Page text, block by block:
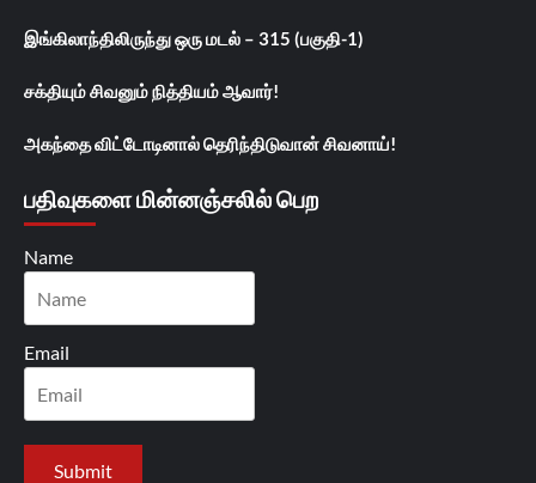
இங்கிலாந்திலிருந்து ஒரு மடல் – 315 (பகுதி-1)
சக்தியும் சிவனும் நித்தியம் ஆவார்!
அகந்தை விட்டோடினால் தெரிந்திடுவான் சிவனாய்!
பதிவுகளை மின்னஞ்சலில் பெற
Name
Email